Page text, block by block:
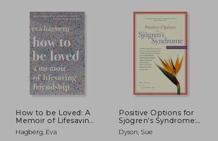
How to be Loved: A
Memoir of Lifesaving
Friendship (en Inglés)
Hagberg, Eva
Positive Options for
Sjögren's Syndrome:
Self-Help and
Treatment (Positive
Dyson, Sue